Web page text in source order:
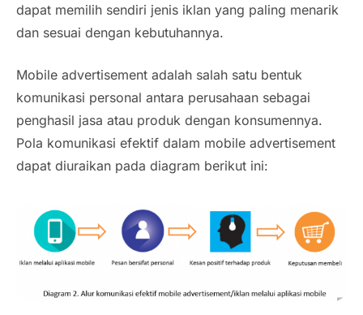
dapat memilih sendiri jenis iklan yang paling menarik
dan sesuai dengan kebutuhannya.
Mobile advertisement adalah salah satu bentuk
komunikasi personal antara perusahaan sebagai
penghasil jasa atau produk dengan konsumennya.
Pola komunikasi efektif dalam mobile advertisement
dapat diuraikan pada diagram berikut ini: